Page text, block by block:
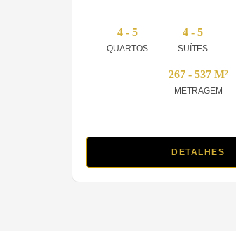
4 - 5
QUARTOS
4 - 5
SUÍTES
267 - 537 M²
METRAGEM
DETALHES